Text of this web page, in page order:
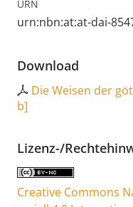
URN
urn:nbn:at:at-dai-
Download
Die Weisen der
b]
Lizenz-/
Creative Commons